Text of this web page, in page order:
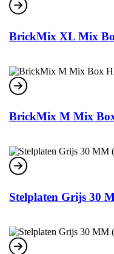
BrickMix XL Mix
BrickMix M Mix
Stelplaten Grijs 30